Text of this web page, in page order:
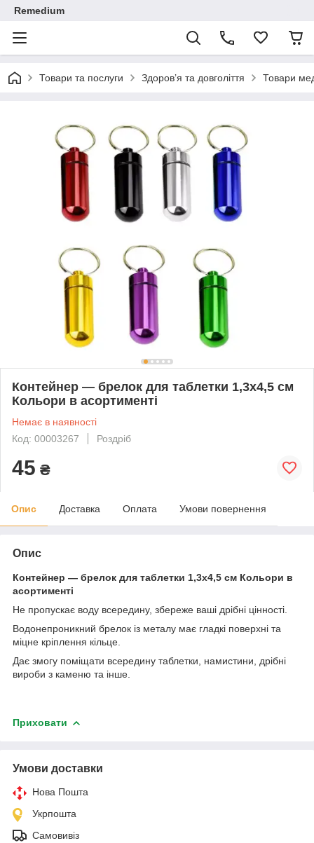
Remedium
Товари та послуги Здоров’я та довголіття Товари
Контейнер — брелок для таблетки 1,3х4,5 см
Кольори в асортименті
Немає в наявності
Код: 00003267
Роздріб
45 ₴
Опис Доставка Оплата Умови повернення
Опис
Контейнер — брелок для таблетки 1,3х4,5 см Кольори в
асортименті
Не пропускає воду всередину, збереже ваші дрібні цінності.
Водонепроникний брелок із металу має гладкі поверхні та
міцне кріплення кільце.
Дає змогу поміщати всередину таблетки, намистини, дрібні
вироби з каменю та інше.
Приховати
Умови доставки
Нова Пошта
Укрпошта
Самовивіз